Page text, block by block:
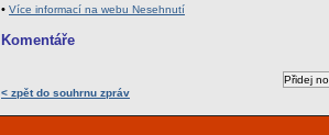
• Více informací na webu Nesehnutí
Komentáře
< zpět do souhrnu zpráv